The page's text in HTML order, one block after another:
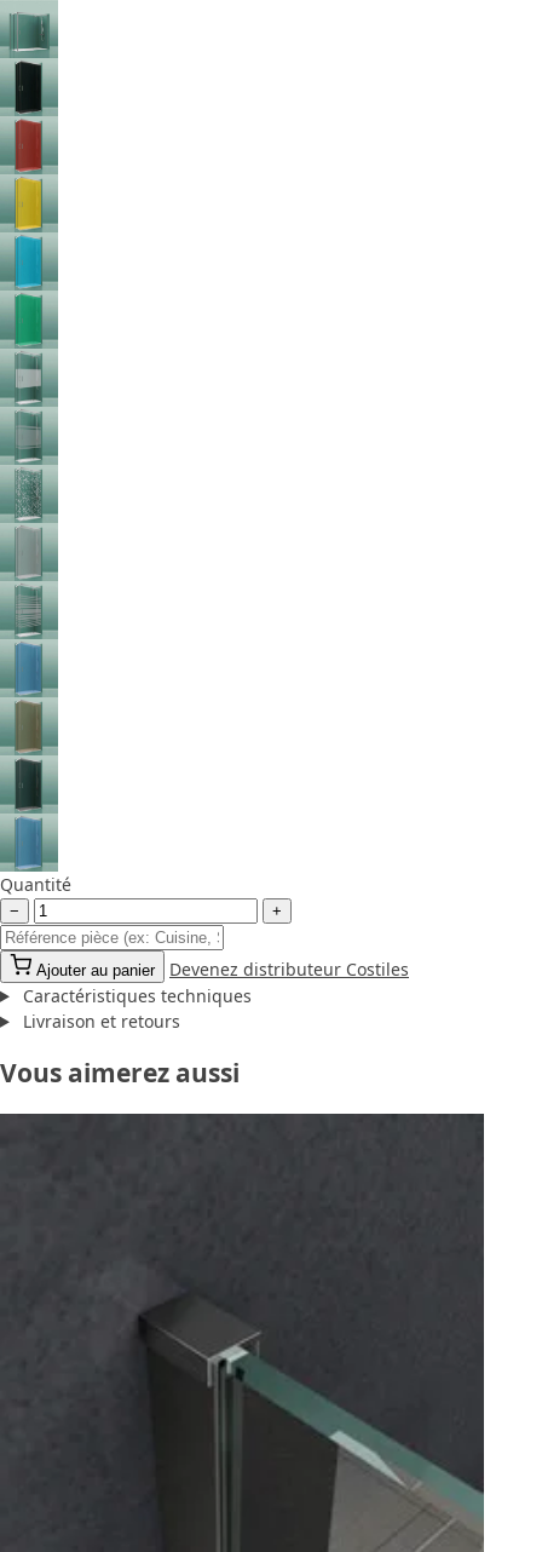
Quantité
− +
Ajouter au panier
Devenez distributeur Costiles
Caractéristiques techniques
Livraison et retours
Vous aimerez aussi